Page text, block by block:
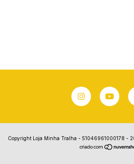
Copyright Loja Minha Tralha - 51046961000178 -